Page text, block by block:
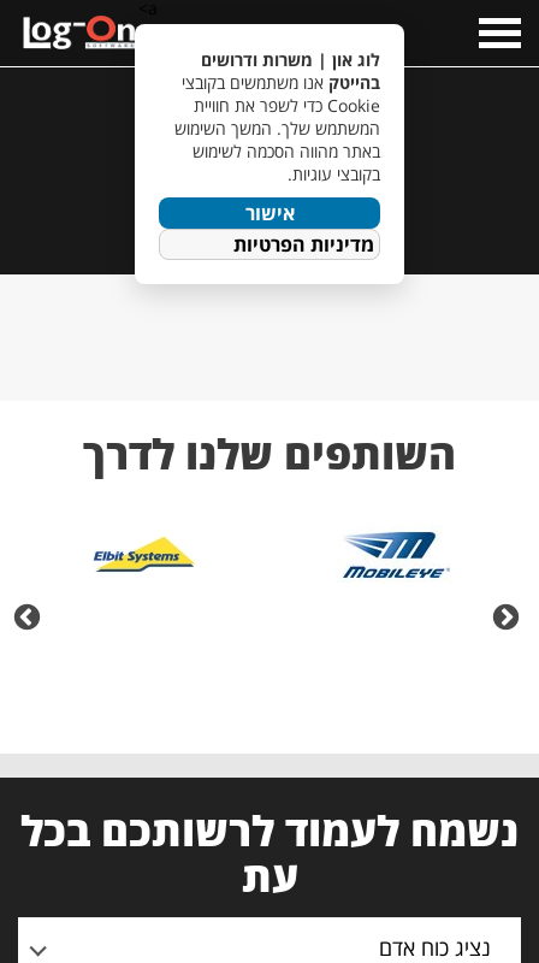
Menu
תשלחו ותרוויחו
השותפים שלנו לדרך
נשמח לעמוד לרשותכם בכל
עת
נציג כוח אדם
לוג און | משרות ודרושים
בהייטק אנו משתמשים בקובצי
Cookie כדי לשפר את חוויית
המשתמש שלך. המשך השימוש
באתר מהווה הסכמה לשימוש
בקובצי עוגיות.
אישור
מדיניות הפרטיות